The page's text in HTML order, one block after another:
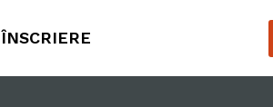
ÎNSCRIERE